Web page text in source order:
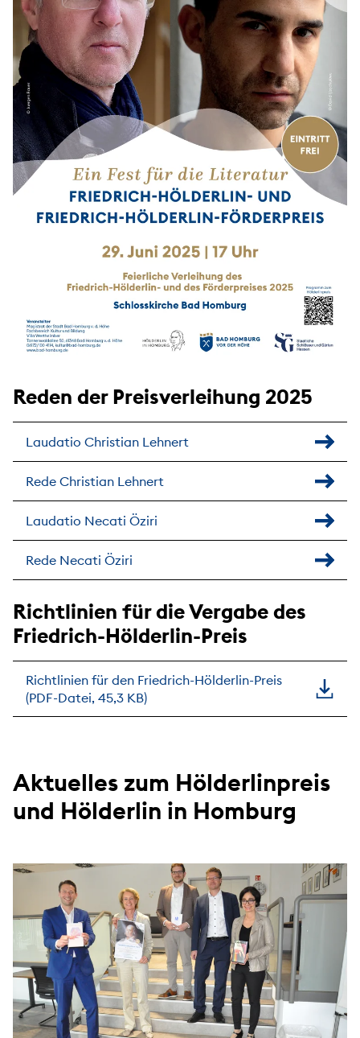
Reden der Preisverleihung 2025
Laudatio Christian Lehnert
Rede Christian Lehnert
Laudatio Necati Öziri
Rede Necati Öziri
Richtlinien für die Vergabe des
Friedrich-Hölderlin-Preis
Richtlinien für den Friedrich-Hölderlin-Preis
(PDF-Datei, 45,3 KB)
Aktuelles zum Hölderlinpreis
und Hölderlin in Homburg